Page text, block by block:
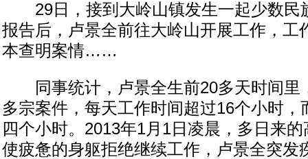
29日，接到大岭山镇发生一起少数民
报告后，卢景全前往大岭山开展工作，工
本查明案情……
同事统计，卢景全生前20多天时间里
多宗案件，每天工作时间超过16个小时，
四个小时。2013年1月1日凌晨，多日来
使疲惫的身躯拒绝继续工作，卢景全突发